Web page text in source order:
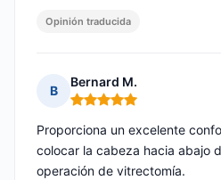
Opinión traducida
B
Bernard M.
Nota: 5 de 5
Proporciona un excelente
colocar la cabeza hacia abajo
operación de vitrectomía.